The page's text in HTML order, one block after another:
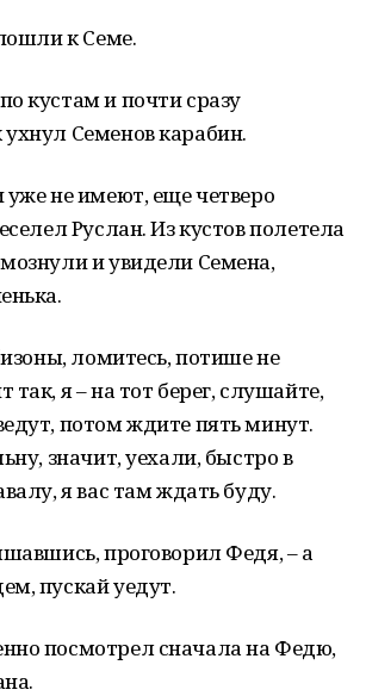
к Семе.
кустам и почти сразу
Семенов карабин.
уже не имеют, еще четверо
Руслан. Из кустов полетела
и увидели Семена,
ломитесь, потише не
так, я – на тот берег, слушайте,
потом ждите пять минут.
значит, уехали, быстро в
я вас там ждать буду.
проговорил Федя, – а
пускай уедут.
посмотрел сначала на Федю,